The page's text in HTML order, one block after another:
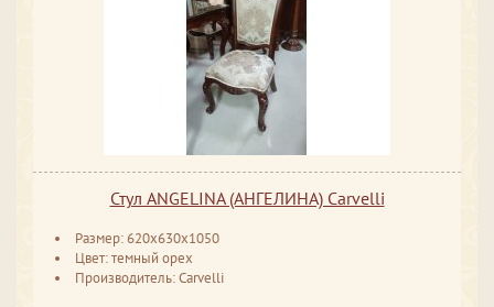
Стул ANGELINA (АНГЕЛИНА) Carvelli
Размер: 620x630x1050
Цвет: темный орех
Производитель: Carvelli